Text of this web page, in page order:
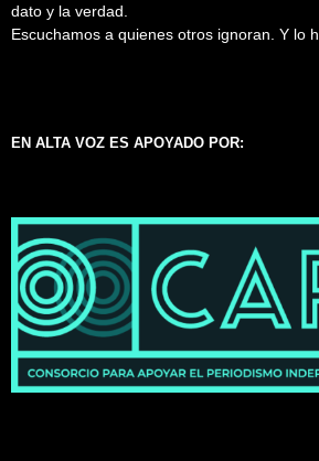
dato y la verdad.
Escuchamos a quienes otros ignoran. Y lo
EN ALTA VOZ ES APOYADO POR: